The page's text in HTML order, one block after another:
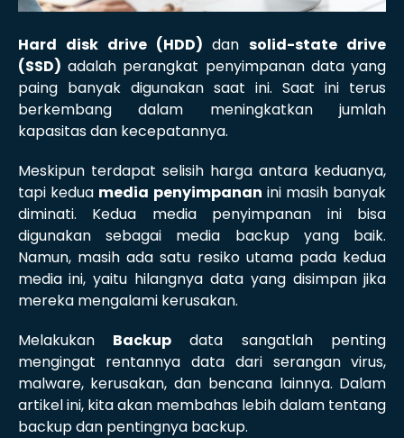
Hard disk drive (HDD) dansolid-state drive
(SSD) adalah perangkat penyimpanan data yang
paing banyak digunakan saat ini. Saat ini terus
berkembang dalam meningkatkan jumlah
kapasitas dan kecepatannya.
Meskipun terdapat selisih harga antara keduanya,
tapi kedua media penyimpanan ini masih banyak
diminati. Kedua media penyimpanan ini bisa
digunakan sebagai media backup yang baik.
Namun, masih ada satu resiko utama pada kedua
media ini, yaitu hilangnya data yang disimpan jika
mereka mengalami kerusakan.
Melakukan Backup data sangatlah penting
mengingat rentannya data dari serangan virus,
malware, kerusakan, dan bencana lainnya. Dalam
artikel ini, kita akan membahas lebih dalam tentang
backup dan pentingnya backup.